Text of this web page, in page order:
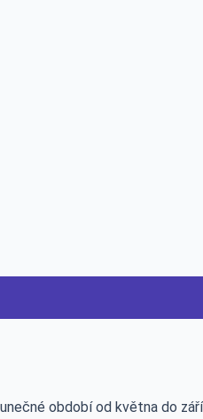
období od května do